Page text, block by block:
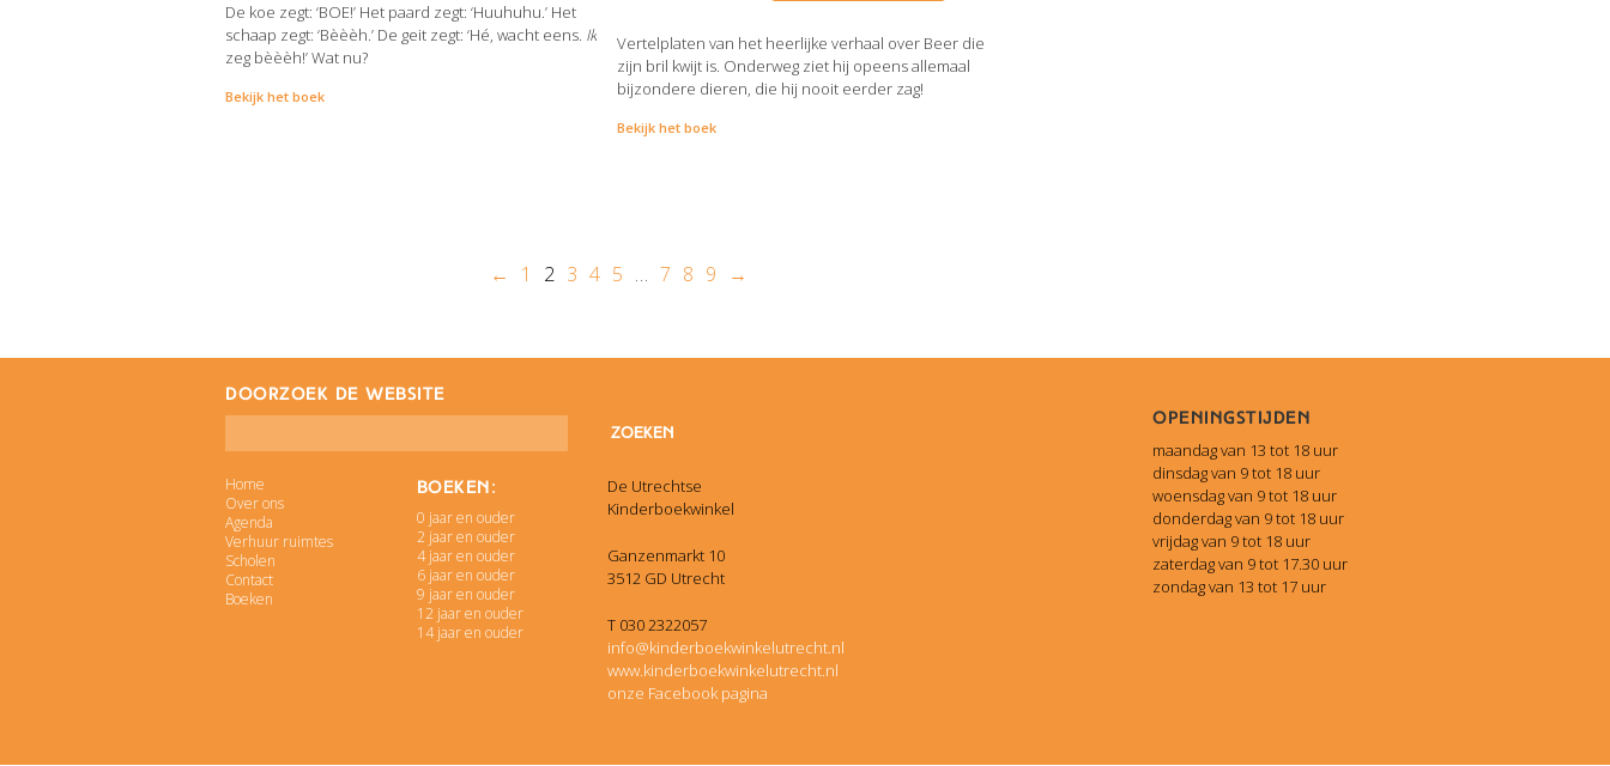
De koe zegt: ‘BOE!’ Het paard zegt: ‘Huuhuhu.’ Het
schaap zegt: ‘Bèèèh.’ De geit zegt: ‘Hé, wacht eens. Ik
zeg bèèèh!’ Wat nu?
Bekijk het boek
Vertelplaten van het heerlijke verhaal over Beer die
zijn bril kwijt is. Onderweg ziet hij opeens allemaal
bijzondere dieren, die hij nooit eerder zag!
Bekijk het boek
← 1 2 3 4 5 … 7 8 9 →
doorzoek de website
Home
Over ons
Agenda
Verhuur ruimtes
Scholen
Contact
Boeken
Boeken:
0 jaar en ouder
2 jaar en ouder
4 jaar en ouder
6 jaar en ouder
9 jaar en ouder
12 jaar en ouder
14 jaar en ouder
De Utrechtse
Kinderboekwinkel
Ganzenmarkt 10
3512 GD Utrecht
T 030 2322057
info@kinderboekwinkelutrecht.nl
www.kinderboekwinkelutrecht.nl
onze Facebook pagina
Openingstijden
maandag van 13 tot 18 uur
dinsdag van 9 tot 18 uur
woensdag van 9 tot 18 uur
donderdag van 9 tot 18 uur
vrijdag van 9 tot 18 uur
zaterdag van 9 tot 17.30 uur
zondag van 13 tot 17 uur